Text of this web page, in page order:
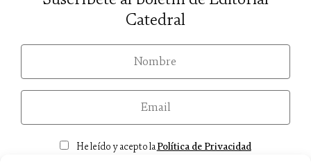
Catedral
ConsentimientoHe leído y acepto laPolítica de Privacidad